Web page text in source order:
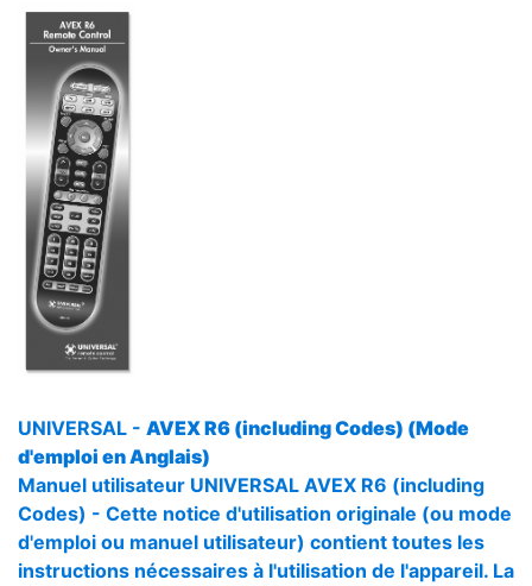
UNIVERSAL - AVEX R6 (including Codes) (Mode
d'emploi en Anglais)
Manuel utilisateur UNIVERSAL AVEX R6 (including
Codes) - Cette notice d'utilisation originale (ou mode
d'emploi ou manuel utilisateur) contient toutes les
instructions nécessaires à l'utilisation de l'appareil. La